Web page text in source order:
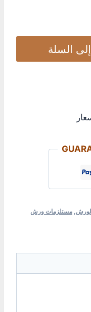
السلة
مستلزمات ورش